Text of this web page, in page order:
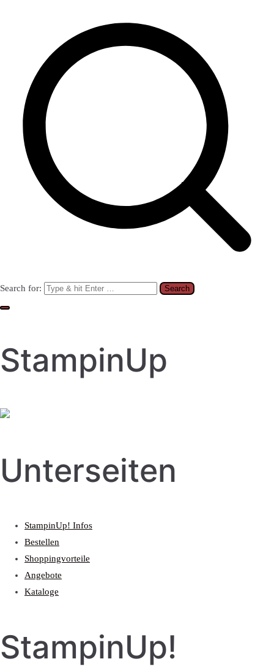
Search for:
StampinUp
Unterseiten
StampinUp! Infos
Bestellen
Shoppingvorteile
Angebote
Kataloge
StampinUp!